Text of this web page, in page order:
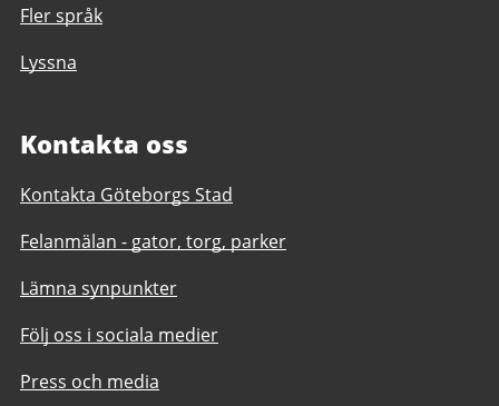
Fler språk
Lyssna
Kontakta oss
Kontakta Göteborgs Stad
Felanmälan - gator, torg, parker
Lämna synpunkter
Följ oss i sociala medier
Press och media